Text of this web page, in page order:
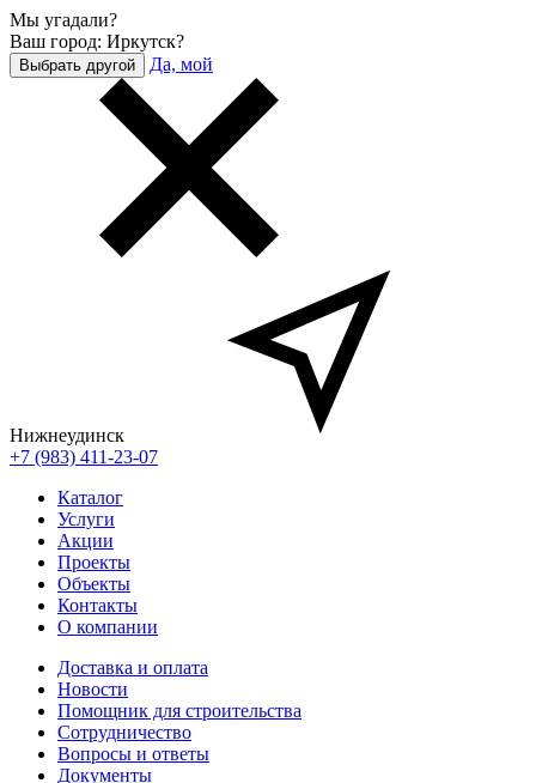
Мы угадали?
Ваш город: Иркутск?
Выбрать другой Да, мой
Нижнеудинск
+7 (983) 411-23-07
Каталог
Услуги
Акции
Проекты
Объекты
Контакты
О компании
Доставка и оплата
Новости
Помощник для строительства
Сотрудничество
Вопросы и ответы
Документы